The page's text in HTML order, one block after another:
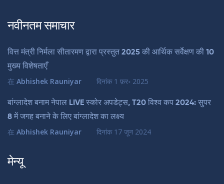
नवीनतम समाचार
वित्त मंत्री निर्मला सीतारमण द्वारा प्रस्तुत 2025 की आर्थिक सर्वेक्षण की 10
मुख्य विशेषताएँ
在 Abhishek Rauniyar दिनांक 1 फ़र॰ 2025
बांग्लादेश बनाम नेपाल LIVE स्कोर अपडेट्स, T20 विश्व कप 2024: सुपर
8 में जगह बनाने के लिए बांग्लादेश का लक्ष्य
在 Abhishek Rauniyar दिनांक 17 जून 2024
मेन्यू